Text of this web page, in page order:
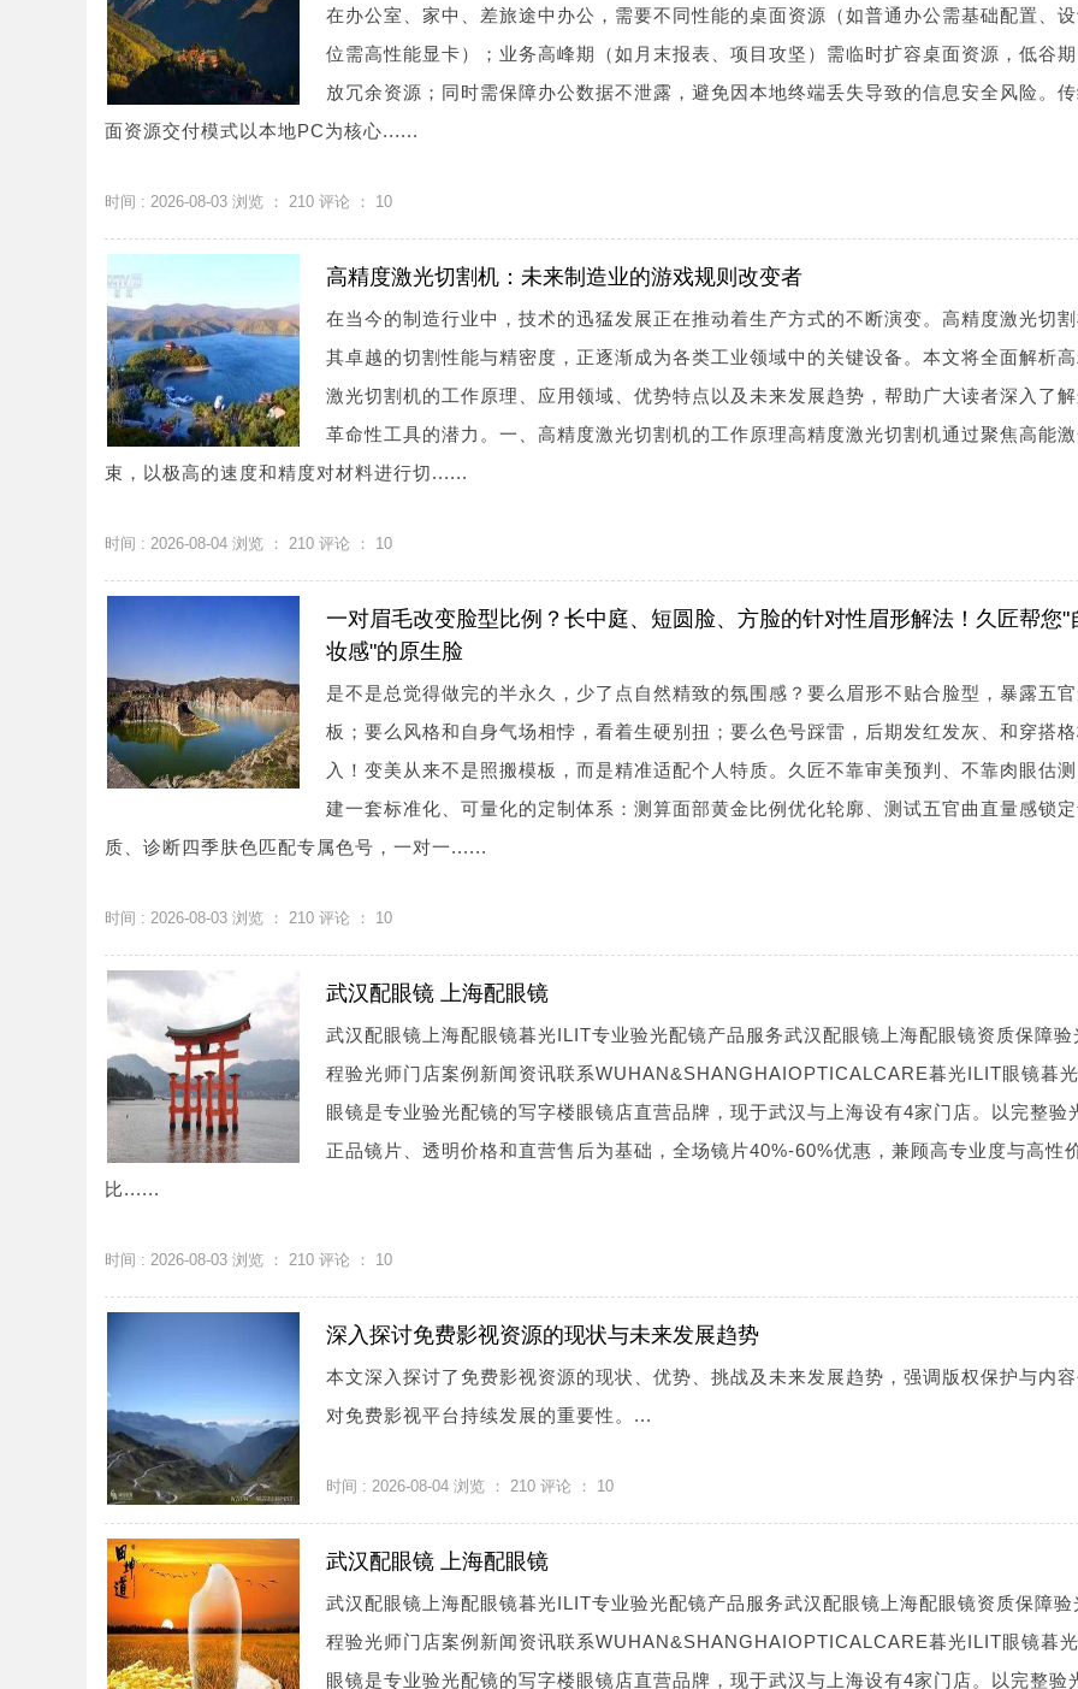
在办公室、家中、差旅途中办公，需要不同性能的桌面资源（如普通办公需基础配置、
位需高性能显卡）；业务高峰期（如月末报表、项目攻坚）需临时扩容桌面资源，低谷
放冗余资源；同时需保障办公数据不泄露，避免因本地终端丢失导致的信息安全风险。
面资源交付模式以本地PC为核心......
时间 : 2026-08-03 浏览 ： 210 评论 ： 10
高精度激光切割机：未来制造业的游戏规则改变者
在当今的制造行业中，技术的迅猛发展正在推动着生产方式的不断演变。高精度激光切割
其卓越的切割性能与精密度，正逐渐成为各类工业领域中的关键设备。本文将全面解析
激光切割机的工作原理、应用领域、优势特点以及未来发展趋势，帮助广大读者深入了
革命性工具的潜力。一、高精度激光切割机的工作原理高精度激光切割机通过聚焦高能
束，以极高的速度和精度对材料进行切......
时间 : 2026-08-04 浏览 ： 210 评论 ： 10
一对眉毛改变脸型比例？长中庭、短圆脸、方脸的针对性眉形解法！久匠帮您"
妆感"的原生脸
是不是总觉得做完的半永久，少了点自然精致的氛围感？要么眉形不贴合脸型，暴露五官
板；要么风格和自身气场相悖，看着生硬别扭；要么色号踩雷，后期发红发灰、和穿搭
入！变美从来不是照搬模板，而是精准适配个人特质。久匠不靠审美预判、不靠肉眼估
建一套标准化、可量化的定制体系：测算面部黄金比例优化轮廓、测试五官曲直量感锁
质、诊断四季肤色匹配专属色号，一对一......
时间 : 2026-08-03 浏览 ： 210 评论 ： 10
武汉配眼镜 上海配眼镜
武汉配眼镜上海配眼镜暮光ILIT专业验光配镜产品服务武汉配眼镜上海配眼镜资质保障验
程验光师门店案例新闻资讯联系WUHAN&SHANGHAIOPTICALCARE暮光ILIT眼镜暮
眼镜是专业验光配镜的写字楼眼镜店直营品牌，现于武汉与上海设有4家门店。以完整验
正品镜片、透明价格和直营售后为基础，全场镜片40%-60%优惠，兼顾高专业度与高性
比......
时间 : 2026-08-03 浏览 ： 210 评论 ： 10
深入探讨免费影视资源的现状与未来发展趋势
本文深入探讨了免费影视资源的现状、优势、挑战及未来发展趋势，强调版权保护与内
对免费影视平台持续发展的重要性。...
时间 : 2026-08-04 浏览 ： 210 评论 ： 10
武汉配眼镜 上海配眼镜
武汉配眼镜上海配眼镜暮光ILIT专业验光配镜产品服务武汉配眼镜上海配眼镜资质保障验
程验光师门店案例新闻资讯联系WUHAN&SHANGHAIOPTICALCARE暮光ILIT眼镜暮
眼镜是专业验光配镜的写字楼眼镜店直营品牌，现于武汉与上海设有4家门店。以完整验